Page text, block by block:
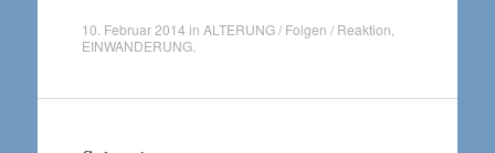
10. Februar 2014 in ALTERUNG / Folgen / Reaktion
EINWANDERUNG.